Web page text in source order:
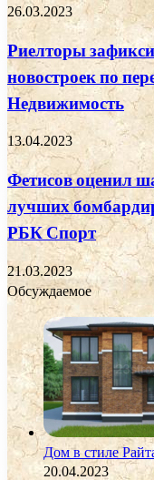
26.03.2023
Риелторы
новостроек по
Недвижимость
13.04.2023
Фетисов оценил
лучших
РБК Спорт
21.03.2023
Обсуждаемое
Дом в стиле
20.04.2023